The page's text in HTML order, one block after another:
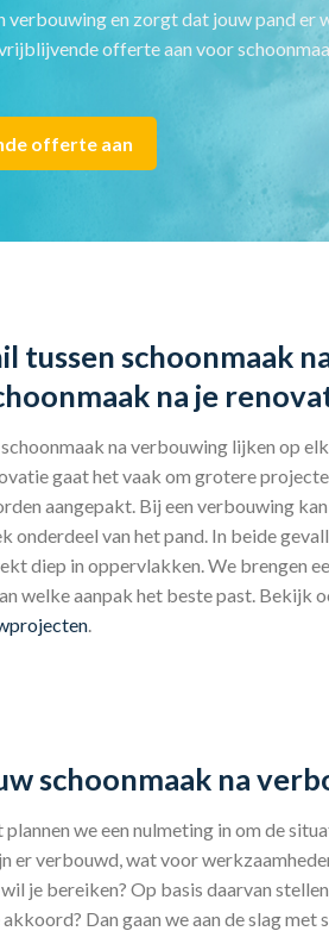
verbouwing en zorgt dat jouw pand er
offerte aan voor
offerte aan
tussen schoonmaak
na je
na verbouwing lijken op
gaat het vaak om grotere
aangepakt. Bij een verbouwing kan
onderdeel van het pand. In beide
diep in oppervlakken. We brengen
welke aanpak het beste past. Bekijk
.
schoonmaak na
we een nulmeting in om de
er verbouwd, wat voor
je bereiken? Op basis daarvan stellen
Dan gaan we aan de slag met